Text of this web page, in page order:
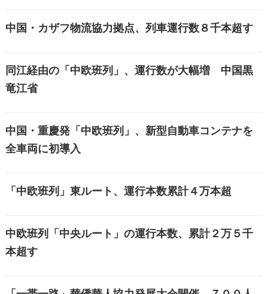
中国・カザフ物流協力拠点、列車運行数８千本超す
同江経由の「中欧班列」、運行数が大幅増 中国黒
竜江省
中国・重慶発「中欧班列」、新型自動車コンテナを
全車両に初導入
「中欧班列」東ルート、運行本数累計４万本超
中欧班列「中央ルート」の運行本数、累計２万５千
本超す